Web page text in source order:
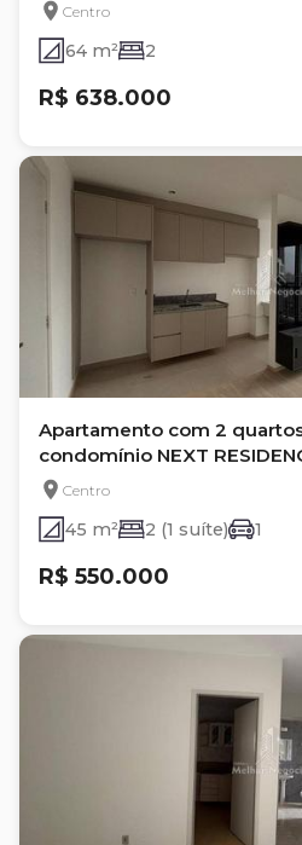
Centro
64 m² 2
R$ 638.000
Apartamento com 2
condomínio NEXT
Centro
45 m² 2 (1 suíte) 1
R$ 550.000